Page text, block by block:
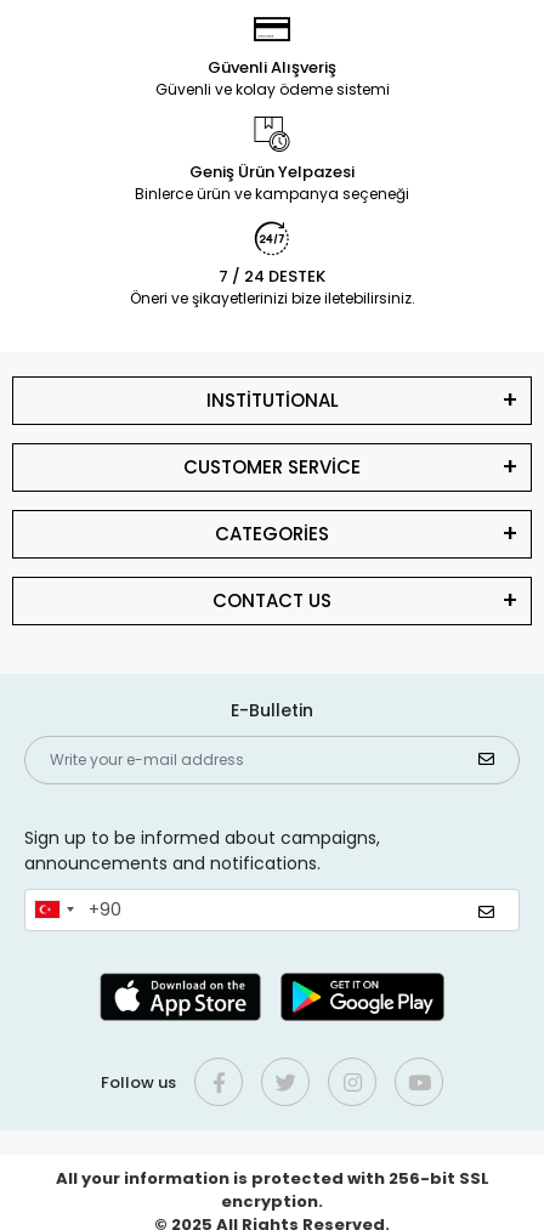
Güvenli Alışveriş
Güvenli ve kolay ödeme sistemi
Geniş Ürün Yelpazesi
Binlerce ürün ve kampanya seçeneği
7 / 24 DESTEK
Öneri ve şikayetlerinizi bize iletebilirsiniz.
INSTİTUTİONAL
CUSTOMER SERVİCE
CATEGORİES
CONTACT US
E-Bulletin
Sign up to be informed about campaigns,
announcements and notifications.
Follow us
All your information is protected with 256-bit SSL
encryption.
© 2025 All Rights Reserved.